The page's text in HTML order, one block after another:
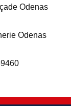
Odenas
Odenas